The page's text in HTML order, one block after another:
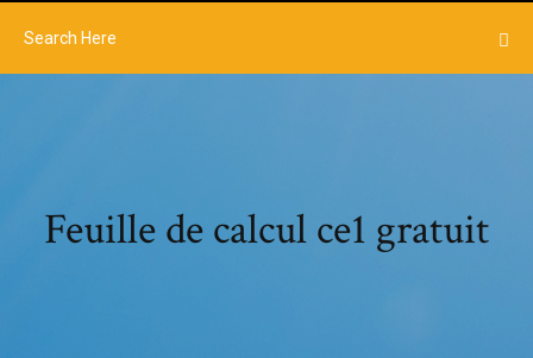
Feuille de calcul ce1 gratuit